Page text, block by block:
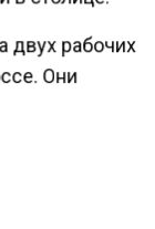
двух рабочих
Они